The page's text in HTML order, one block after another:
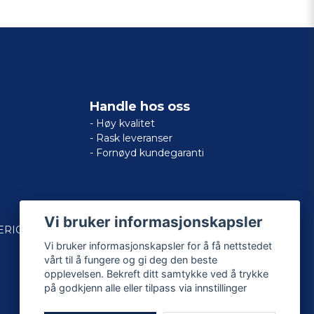
Handle hos oss
- Høy kvalitet
- Rask leveranser
- Fornøyd kundegaranti
Vi bruker informasjonskapsler
Vi bruker informasjonskapsler for å få nettstedet
vårt til å fungere og gi deg den beste
opplevelsen. Bekreft ditt samtykke ved å trykke
på godkjenn alle eller tilpass via innstillinger